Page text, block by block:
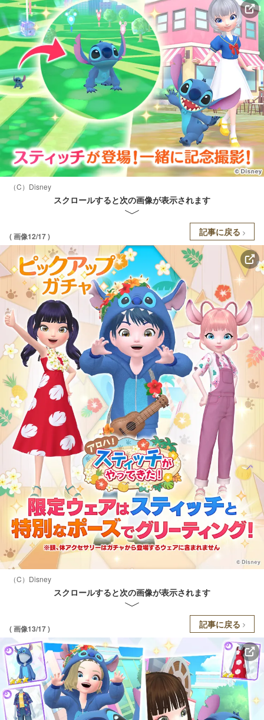
（C）Disney
スクロールすると次の画像が表示されます
( 画像12/17 ) 記事に戻る
（C）Disney
スクロールすると次の画像が表示されます
( 画像13/17 ) 記事に戻る